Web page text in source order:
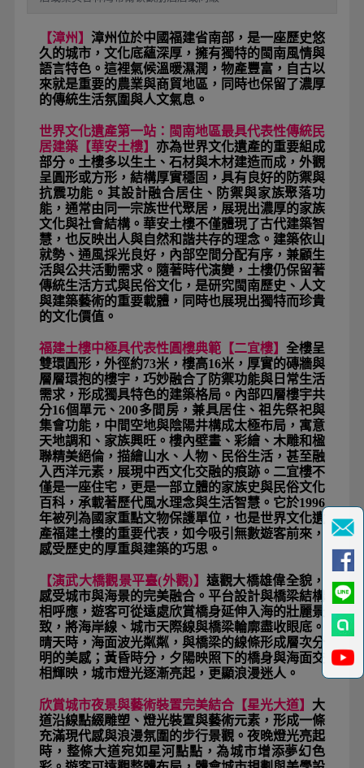
【漳州】 漳州位於中國福建省南部，是一座歷史悠
久的城市，文化底蘊深厚，擁有獨特的閩南風情與
語言特色。這裡氣候溫暖濕潤，物產豐富，自古以
來就是重要的農業與商貿地區，同時也保留了濃厚
的傳統生活氛圍與人文氣息。
世界文化遺產第一站：閩南地區最具代表性傳統民
居建築【華安土樓】 亦為世界文化遺產的重要組成
部分。土樓多以生土、石材與木材建造而成，外觀
呈圓形或方形，結構厚實穩固，具有良好的防禦與
抗震功能。其設計融合居住、防禦與家族聚落功
能，通常由同一宗族世代聚居，展現出濃厚的家族
文化與社會結構。華安土樓不僅體現了古代建築智
慧，也反映出人與自然和諧共存的理念。建築依山
就勢、通風採光良好，內部空間分配有序，兼顧生
活與公共活動需求。隨著時代演變，土樓仍保留著
傳統生活方式與民俗文化，是研究閩南歷史、人文
與建築藝術的重要載體，同時也展現出獨特而珍貴
的文化價值。
福建土樓中極具代表性圓樓典範【二宜樓】全樓呈
雙環圓形，外徑約73米，樓高16米，厚實的磚牆與
層層環抱的樓宇，巧妙融合了防禦功能與日常生活
需求，形成獨具特色的建築格局。內部四層樓宇共
分16個單元、200多間房，兼具居住、祖先祭祀與
集會功能，中間空地與陰陽井構成太極布局，寓意
天地調和、家族興旺。樓內壁畫、彩繪、木雕和楹
聯精美絕倫，描繪山水、人物、民俗生活，甚至融
入西洋元素，展現中西文化交融的痕跡。二宜樓不
僅是一座住宅，更是一部立體的家族史與民俗文化
百科，承載著歷代風水理念與生活智慧。它於1996
年被列為國家重點文物保護單位，也是世界文化遺
產福建土樓的重要代表，如今吸引無數遊客前來，
感受歷史的厚重與建築的巧思。
【演武大橋觀景平臺(外觀)】 遠觀大橋雄偉全貌，
感受城市與海景的完美融合。平台設計與橋梁結構
相呼應，遊客可從遠處欣賞橋身延伸入海的壯麗景
致，將海岸線、城市天際線與橋梁輪廓盡收眼底。
晴天時，海面波光粼粼，與橋梁的線條形成層次分
明的美感；黃昏時分，夕陽映照下的橋身與海面交
相輝映，城市燈光逐漸亮起，更顯浪漫迷人。
欣賞城市夜景與藝術裝置完美結合【星光大道】 大
道沿線點綴雕塑、燈光裝置與藝術元素，形成一條
充滿現代感與浪漫氛圍的步行景觀。夜晚燈光亮起
時，整條大道宛如星河點點，為城市增添夢幻色